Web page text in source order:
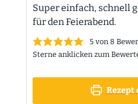
Super einfach, schnell
für den Feierabend.
5von 8
Sterne anklicken zum
Rezept